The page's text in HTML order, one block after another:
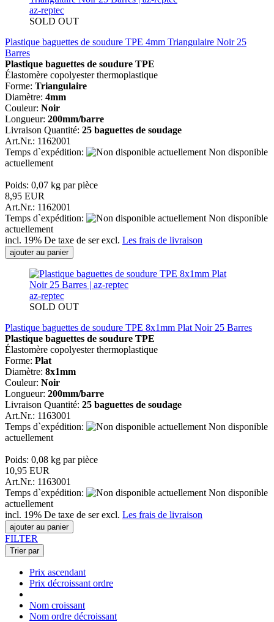
az-reptec
SOLD OUT
Plastique baguettes de soudure TPE 4mm Triangulaire Noir 25
Barres
Plastique baguettes de soudure TPE
Élastomère copolyester thermoplastique
Forme: Triangulaire
Diamètre: 4mm
Couleur: Noir
Longueur: 200mm/barre
Livraison Quantité: 25 baguettes de soudage
Art.Nr.: 1162001
Temps d`expédition:
Non disponible
actuellement
Poids: 0,07 kg par pièce
8,95 EUR
Art.Nr.: 1162001
Temps d`expédition:
Non disponible
actuellement
incl. 19% De taxe de ser excl. Les frais de livraison
ajouter au panier
az-reptec
SOLD OUT
Plastique baguettes de soudure TPE 8x1mm Plat Noir 25 Barres
Plastique baguettes de soudure TPE
Élastomère copolyester thermoplastique
Forme: Plat
Diamètre: 8x1mm
Couleur: Noir
Longueur: 200mm/barre
Livraison Quantité: 25 baguettes de soudage
Art.Nr.: 1163001
Temps d`expédition:
Non disponible
actuellement
Poids: 0,08 kg par pièce
10,95 EUR
Art.Nr.: 1163001
Temps d`expédition:
Non disponible
actuellement
incl. 19% De taxe de ser excl. Les frais de livraison
ajouter au panier
FILTER
Trier par
Prix ascendant
Prix décroissant ordre
Nom croissant
Nom ordre décroissant